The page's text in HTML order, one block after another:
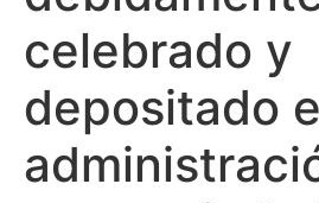
celebrado y
depositado